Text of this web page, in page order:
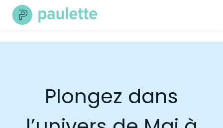
Skip
Plongez dans